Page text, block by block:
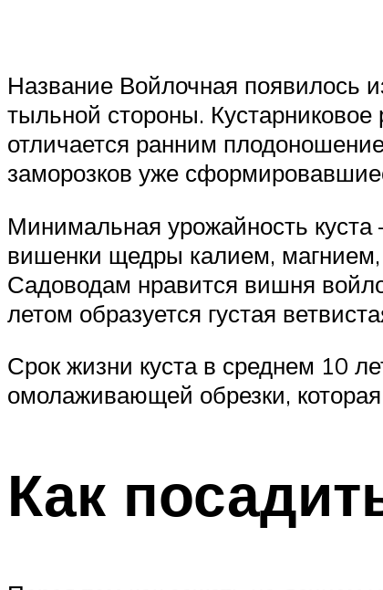
Название Войлочная появилось
тыльной стороны.
отличается ранним
заморозков уже
Минимальная урожайность
вишенки щедры калием, магнием,
Садоводам нравится вишня
летом образуется густая
Срок жизни куста в среднем 10
омолаживающей обрезки,
Как